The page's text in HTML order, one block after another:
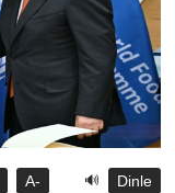
A- 🔊 Dinle